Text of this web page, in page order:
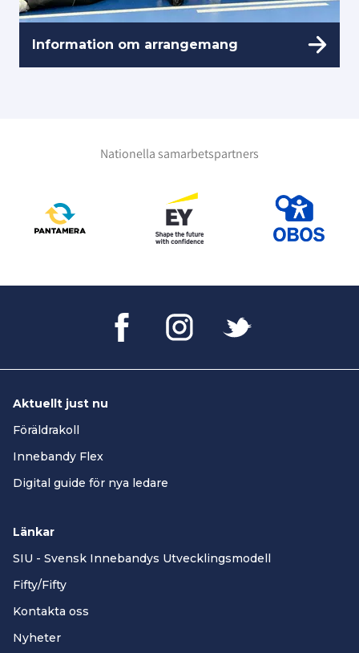
Information om arrangemang
Nationella samarbetspartners
Aktuellt just nu
Föräldrakoll
Innebandy Flex
Digital guide för nya ledare
Länkar
SIU - Svensk Innebandys Utvecklingsmodell
Fifty/Fifty
Kontakta oss
Nyheter